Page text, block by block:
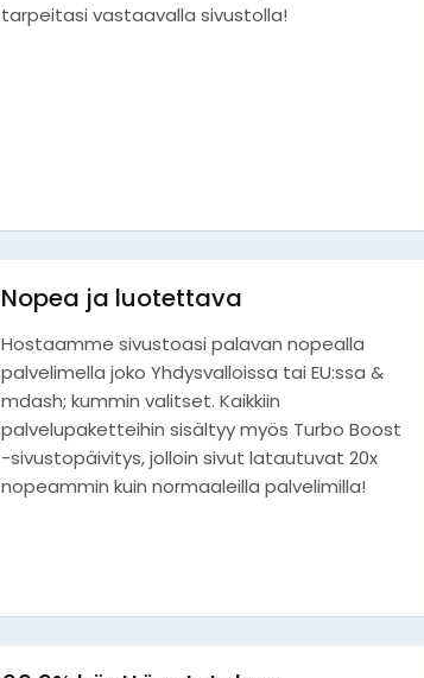
tarpeitasi vastaavalla sivustolla!
Nopea ja luotettava
Hostaamme sivustoasi palavan nopealla
palvelimella joko Yhdysvalloissa tai EU:ssa &
mdash; kummin valitset. Kaikkiin
palvelupaketteihin sisältyy myös Turbo Boost
-sivustopäivitys, jolloin sivut latautuvat 20x
nopeammin kuin normaaleilla palvelimilla!